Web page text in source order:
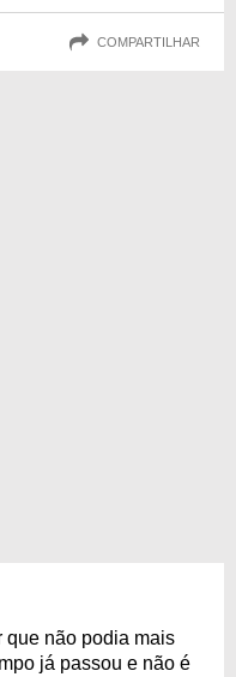
COMPARTILHAR
que não podia mais
já passou e não é